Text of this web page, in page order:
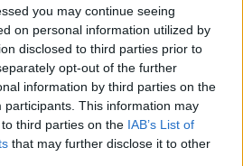
you may continue seeing
on personal information utilized by
disclosed to third parties prior to
opt-out of the further
information by third parties on the
participants. This information may
third parties on the IAB’s List of
that may further disclose it to other
wykorzystania
ograniczyć koszty oraz
czas, bez konieczności
z serii All in One działają na
Windows 10 i posiadają